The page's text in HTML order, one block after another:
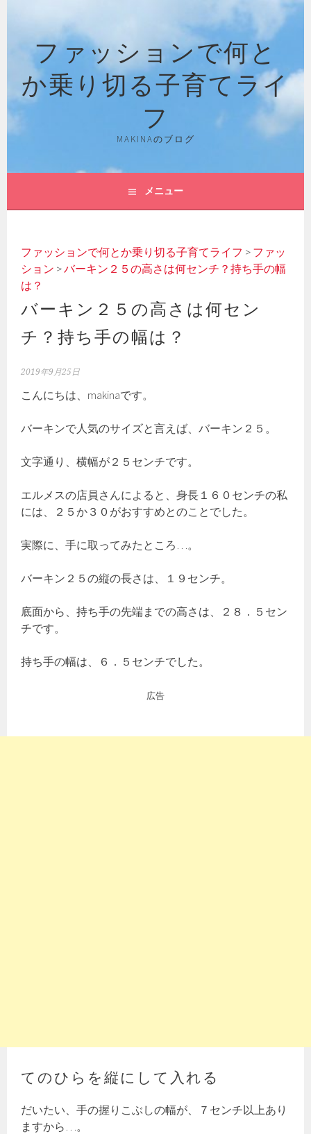
ファッションで何と
か乗り切る子育てライ
フ
MAKINAのブログ
メニュー
ファッションで何とか乗り切る子育てライフ > ファッ
ション >バーキン２５の高さは何センチ？持ち手の幅
は？
バーキン２５の高さは何セン
チ？持ち手の幅は？
2019年9月25日
こんにちは、makinaです。
バーキンで人気のサイズと言えば、バーキン２５。
文字通り、横幅が２５センチです。
エルメスの店員さんによると、身長１６０センチの私
には、２５か３０がおすすめとのことでした。
実際に、手に取ってみたところ…。
バーキン２５の縦の長さは、１９センチ。
底面から、持ち手の先端までの高さは、２８．５セン
チです。
持ち手の幅は、６．５センチでした。
広告
てのひらを縦にして入れる
だいたい、手の握りこぶしの幅が、７センチ以上あり
ますから…。